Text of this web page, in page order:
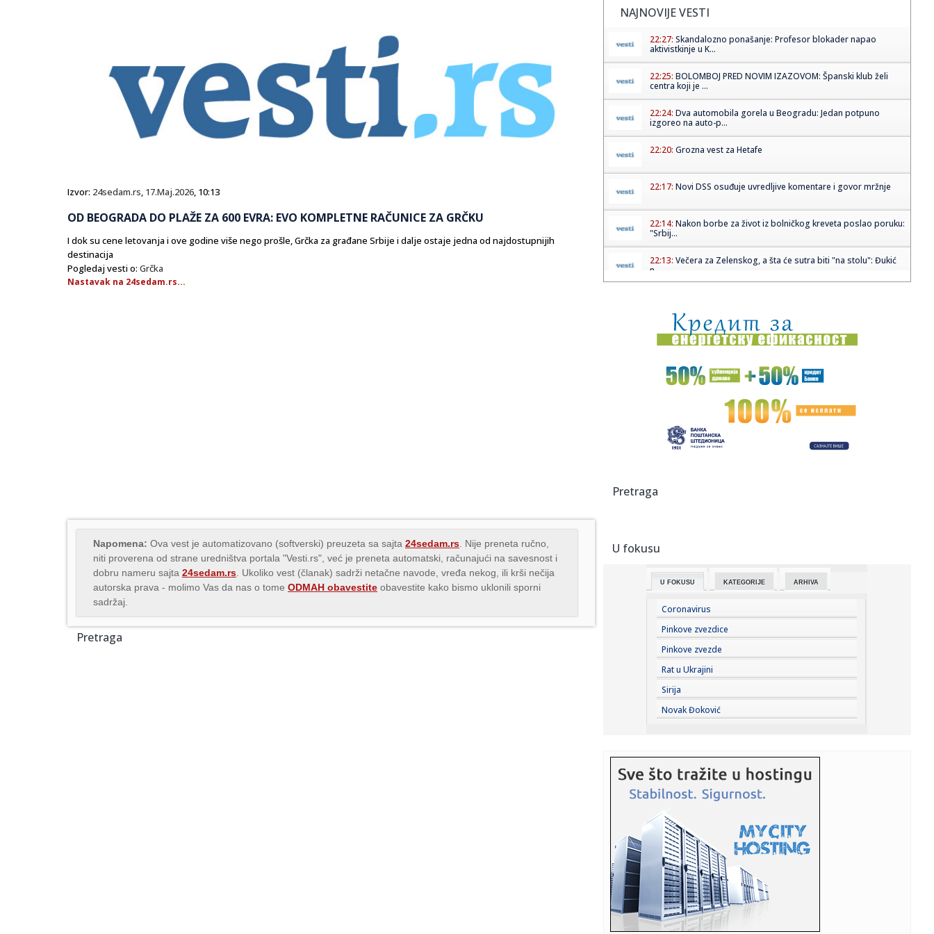
Izvor: 24sedam.rs, 17.Maj.2026, 10:13
OD BEOGRADA DO PLAŽE ZA 600 EVRA: EVO KOMPLETNE RAČUNICE ZA GRČKU
I dok su cene letovanja i ove godine više nego prošle, Grčka za građane Srbije i dalje ostaje jedna od najdostupnijih
destinacija
Pogledaj vesti o: Grčka
Nastavak na 24sedam.rs...
Napomena: Ova vest je automatizovano (softverski) preuzeta sa sajta 24sedam.rs . Nije preneta ručno,
niti proverena od strane uredništva portala "Vesti.rs", već je preneta automatski, računajući na savesnost i
dobru nameru sajta 24sedam.rs . Ukoliko vest (članak) sadrži netačne navode, vređa nekog, ili krši nečija
autorska prava - molimo Vas da nas o tome ODMAH obavestite obavestite kako bismo uklonili sporni
sadržaj.
Pretraga
NAJNOVIJE VESTI
22:27: Skandalozno ponašanje: Profesor blokader napao
aktivistkinje u K...
22:25: BOLOMBOJ PRED NOVIM IZAZOVOM: Španski klub želi
centra koji je ...
22:24: Dva automobila gorela u Beogradu: Jedan potpuno
izgoreo na auto-p...
22:20: Grozna vest za Hetafe
22:17: Novi DSS osuđuje uvredljive komentare i govor mržnje
22:14: Nakon borbe za život iz bolničkog kreveta poslao poruku:
"Srbij...
22:13: Večera za Zelenskog, a šta će sutra biti "na stolu": Đukić
n...
22:08:U Vlasotincu građani traže još jedan referendum protiv
betonsk...
22:08:Jeziv prizor u pogrebnom zavodu: Pronađeno više od 50
tela u fa...
Vikend horoskop za 8. i 9. avgust 2026: Vrhunac Lavlje
22:00:ORLIĆI PORAŽENI NA STARTU: Litvanija bila prejaka za
Društv...
21:54:
21:53: Šok u SAD-u: Izgubili 23.000 radnih mesta
21:53:Štand "Studenti pobeđuju" na Novosadskom noćnom
bazaru, pored ...
21:45:Jokić čeka Vembanjamu, znaju se i cene karata za
košarkaški s...
21:42:Ana Nikolić na korak od suda sa Slobinom ženom? Njegov
advokat ...
21:41: Srbija sa Hrvatskom u Zagrebu za finale Svetskog
prvenstva!
21:36:
– „Cil...
21:34:Ferrari testira novu verziju modela Purosangue
21:34:Knežević: "Prva odluka koju ću doneti kao premijer biće
otpri...
21:32:MUP apelovao na posetioce Sabora trubača u Guči: Ne
Pretraga
U fokusu
U FOKUSU KATEGORIJE ARHIVA
Coronavirus
Pinkove zvezdice
Pinkove zvezde
Rat u Ukrajini
Sirija
Novak Đoković